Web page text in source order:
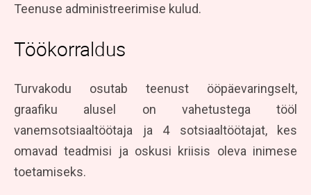
Teenuse administreerimise kulud.
Töökorraldus
Turvakodu osutab teenust ööpäevaringselt,
graafiku alusel on vahetustega tööl
vanemsotsiaaltöötaja ja 4 sotsiaaltöötajat, kes
omavad teadmisi ja oskusi kriisis oleva inimese
toetamiseks.